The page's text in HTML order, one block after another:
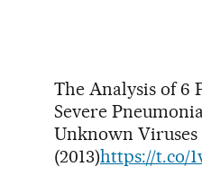
The Analysis of 6
Severe
Unknown Viruses
(2013)https://t.co/